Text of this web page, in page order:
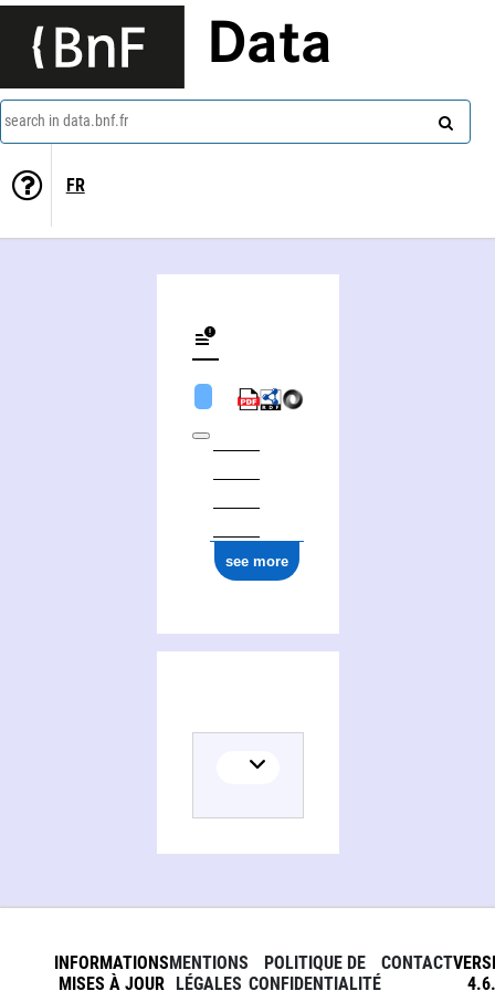
Data
search in data.bnf.fr
FR
see more
INFORMATIONS
MISES À JOUR
MENTIONS
LÉGALES
POLITIQUE DE
CONFIDENTIALITÉ
CONTACT